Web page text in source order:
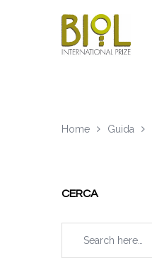
Home Guida
CERCA